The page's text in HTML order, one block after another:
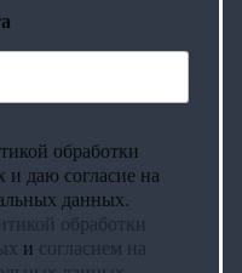
обработки
и даю согласие на
данных.
обработки
и согласием на